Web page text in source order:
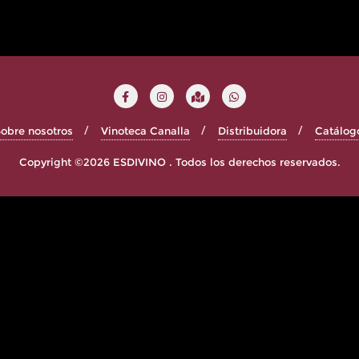
nosotros Vinoteca Canalla Distribuidora
Copyright ©2026 ESDIVINO . Todos los derechos reservados.